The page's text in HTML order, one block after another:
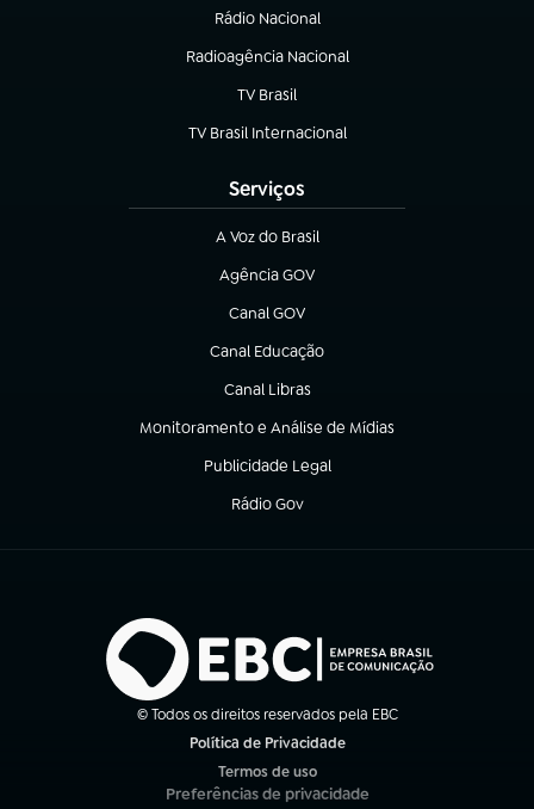
Rádio Nacional
Radioagência Nacional
(abre em nova aba)
TV Brasil
(abre em nova aba)
TV Brasil Internacional
(abre em nova aba)
Serviços
A Voz do Brasil
(abre em nova aba)
Agência GOV
(abre em nova aba)
Canal GOV
(abre em nova aba)
Canal Educação
(abre em nova aba)
Canal Libras
(abre em nova aba)
Monitoramento e Análise de Mídias
(abre em nova aba)
Publicidade Legal
(abre em nova aba)
Rádio Gov
(abre em nova aba)
© Todos os direitos reservados pela EBC
Política de Privacidade
Termos de uso
(abre em nova aba)
Preferências de privacidade